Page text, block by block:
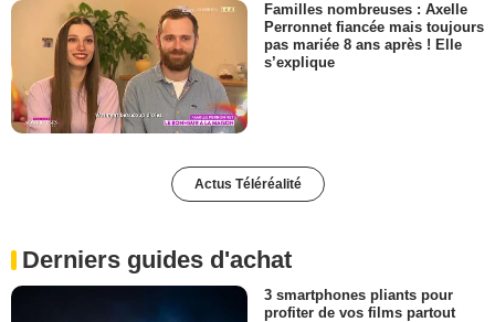
Familles nombreuses : Axelle
Perronnet fiancée mais toujours
pas mariée 8 ans après ! Elle
s’explique
Actus Téléréalité
Derniers guides d'achat
3 smartphones pliants pour
profiter de vos films partout